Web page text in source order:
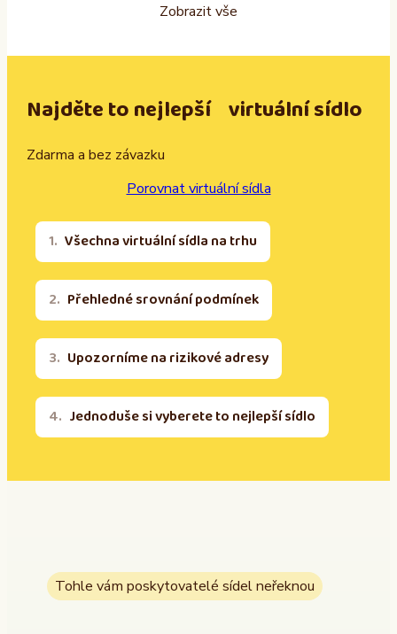
Zobrazit vše
Najděte to nejlepší virtuální sídlo
Zdarma a bez závazku
Porovnat virtuální sídla
Všechna virtuální sídla na trhu
Přehledné srovnání podmínek
Upozorníme na rizikové adresy
Jednoduše si vyberete to nejlepší sídlo
Tohle vám poskytovatelé sídel neřeknou